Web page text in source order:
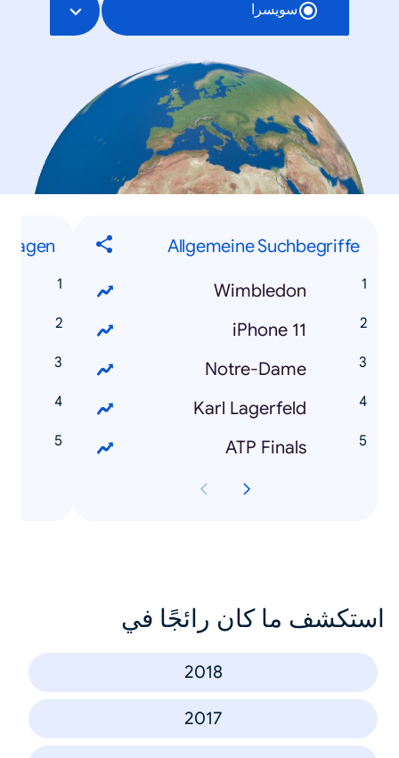
سويسرا
Allgemeine Suchbegriffe
Wimbledon
iPhone 11
Notre-Dame
Karl Lagerfeld
ATP Finals
استكشف ما كان رائجًا في
2018
2017